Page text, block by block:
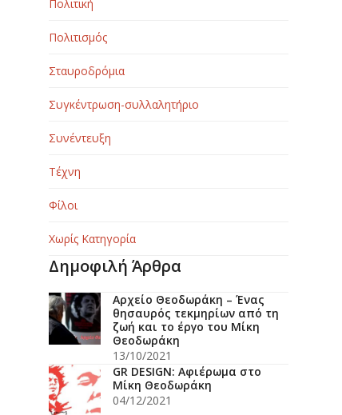
Πολιτική
Πολιτισμός
Σταυροδρόμια
Συγκέντρωση-συλλαλητήριο
Συνέντευξη
Τέχνη
Φίλοι
Χωρίς Κατηγορία
Δημοφιλή Άρθρα
Αρχείο Θεοδωράκη – Ένας
θησαυρός τεκμηρίων από τη
ζωή και το έργο του Μίκη
Θεοδωράκη
13/10/2021
GR DESIGN: Αφιέρωμα στο
Μίκη Θεοδωράκη
04/12/2021